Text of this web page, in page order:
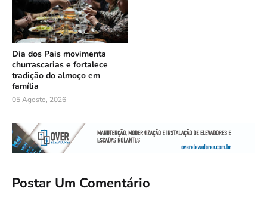
Dia dos Pais movimenta
churrascarias e fortalece
tradição do almoço em
família
05 Agosto, 2026
Postar Um Comentário